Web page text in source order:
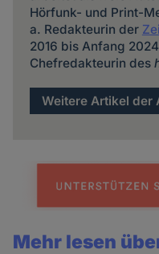
Hörfunk- und Print-
a. Redakteurin der
2016 bis Anfang
Chefredakteurin des
Weitere Artikel der
Mehr lesen